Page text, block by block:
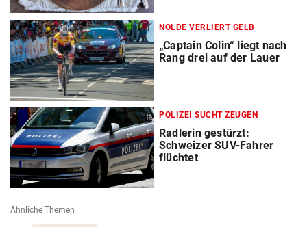
NOLDE VERLIERT GELB
„Captain Colin“ liegt nach
Rang drei auf der Lauer
POLIZEI SUCHT ZEUGEN
Radlerin gestürzt:
Schweizer SUV-Fahrer
flüchtet
Ähnliche Themen